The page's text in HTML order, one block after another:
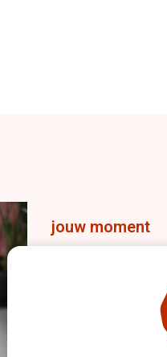
jouw moment
30
In een half uur
Ik laat je zien
Helder, concreet,